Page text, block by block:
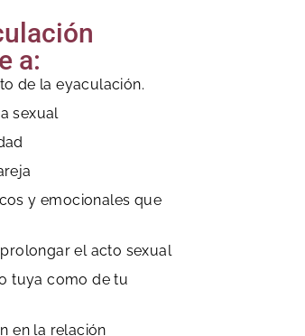
a:
de la eyaculación.
sexual
y emocionales que
el acto sexual
tuya como de tu
en la relación